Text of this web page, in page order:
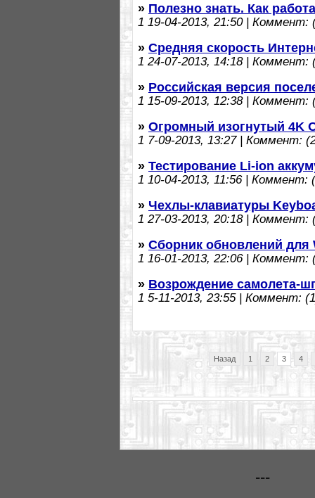
» Полезно знать. Как
1 19-04-2013, 21:50 | Коммент:
» Средняя скорость
1 24-07-2013, 14:18 | Коммент:
» Российская версия
1 15-09-2013, 12:38 | Коммент:
» Огромный изогнутый 4K
1 7-09-2013, 13:27 | Коммент:
» Тестирование Li-ion
1 10-04-2013, 11:56 | Коммент:
» Чехлы-клавиатуры
1 27-03-2013, 20:18 | Коммент:
» Сборник обновлений для
1 16-01-2013, 22:06 | Коммент:
» Возрождение самолета-
1 5-11-2013, 23:55 | Коммент:
Назад 1 2 3 4
---